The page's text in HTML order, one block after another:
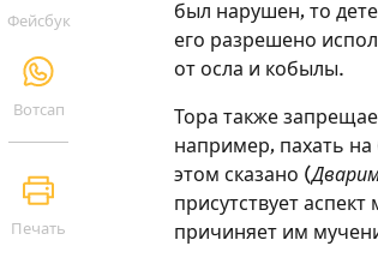
Фейсбук
Вотсап
Печать
был нарушен, то
его разрешено
от осла и кобылы.
Тора также
например, пахать
этом сказано (
присутствует
причиняет им